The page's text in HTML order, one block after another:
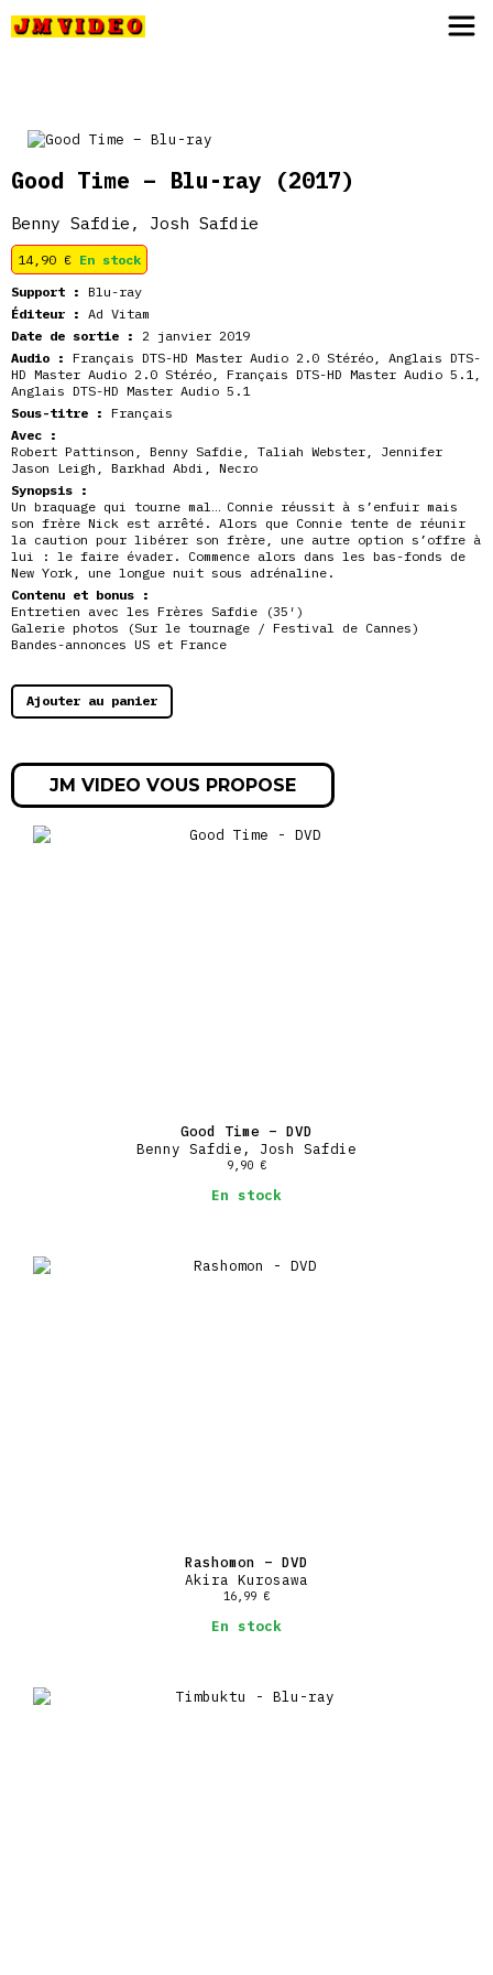
Good Time – Blu-ray (2017)
Benny Safdie, Josh Safdie
14,90 € En stock
Support : Blu-ray
Éditeur : Ad Vitam
Date de sortie :
2 janvier 2019
Audio : Français DTS-HD Master Audio 2.0 Stéréo, Anglais DTS-
HD Master Audio 2.0 Stéréo, Français DTS-HD Master Audio 5.1,
Anglais DTS-HD Master Audio 5.1
Sous-titre : Français
Avec :
Robert Pattinson , Benny Safdie , Taliah Webster , Jennifer
Jason Leigh , Barkhad Abdi , Necro
Synopsis :
Un braquage qui tourne mal… Connie réussit à s’enfuir mais
son frère Nick est arrêté. Alors que Connie tente de réunir
la caution pour libérer son frère, une autre option s’offre à
lui : le faire évader. Commence alors dans les bas-fonds de
New York, une longue nuit sous adrénaline.
Contenu et bonus :
Entretien avec les Frères Safdie (35′)
Galerie photos (Sur le tournage / Festival de Cannes)
Bandes-annonces US et France
Ajouter au panier
JM VIDEO VOUS PROPOSE
Good Time – DVD
Benny Safdie, Josh Safdie
9,90 €
En stock
Rashomon – DVD
Akira Kurosawa
16,99 €
En stock